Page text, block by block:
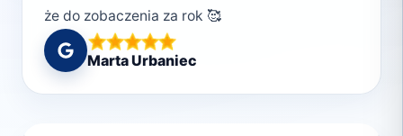
że do zobaczenia za rok 🥰
Marta Urbaniec